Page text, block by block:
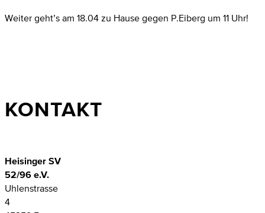
Weiter geht’s am 18.04 zu Hause gegen P.Eiberg um 11 Uhr!
KONTAKT
Heisinger SV
52/96 e.V.
Uhlenstrasse
4